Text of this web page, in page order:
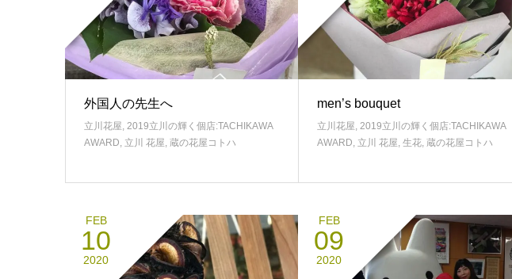
外国人の先生へ
立川花屋, 2019立川の輝く個店:TACHIKAWA
AWARD, 立川 花屋, 蔵の花屋コトハ
men’s bouquet
立川花屋, 2019立川の輝く個店:TACHIKAWA
AWARD, 立川 花屋, 生花, 蔵の花屋コトハ
FEB
10
2020
FEB
09
2020